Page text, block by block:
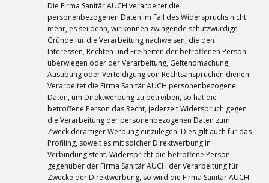
Die Firma Sanitär AUCH verarbeitet die
personenbezogenen Daten im Fall des Widerspruchs nicht
mehr, es sei denn, wir können zwingende schutzwürdige
Gründe für die Verarbeitung nachweisen, die den
Interessen, Rechten und Freiheiten der betroffenen Person
überwiegen oder der Verarbeitung, Geltendmachung,
Ausübung oder Verteidigung von Rechtsansprüchen dienen.
Verarbeitet die Firma Sanitär AUCH personenbezogene
Daten, um Direktwerbung zu betreiben, so hat die
betroffene Person das Recht, jederzeit Widerspruch gegen
die Verarbeitung der personenbezogenen Daten zum
Zweck derartiger Werbung einzulegen. Dies gilt auch für das
Profiling, soweit es mit solcher Direktwerbung in
Verbindung steht. Widerspricht die betroffene Person
gegenüber der Firma Sanitär AUCH der Verarbeitung für
Zwecke der Direktwerbung, so wird die Firma Sanitär AUCH